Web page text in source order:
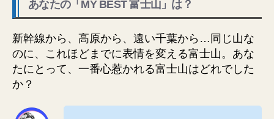
あなたの「MY BEST 富士山」は？
新幹線から、高原から、遠い千葉から…同じ山な
のに、これほどまでに表情を変える富士山。あな
たにとって、一番心惹かれる富士山はどれでした
か？